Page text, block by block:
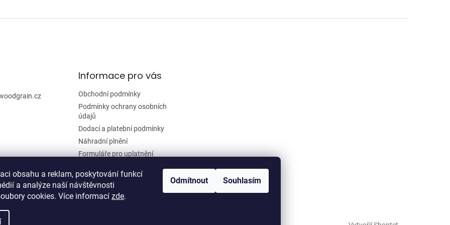
obsahu a reklam, poskytování funkcí
a analýze naší návštěvnosti
cookies. Více informací zde.
Odmítnout Souhlasím
k
Informace pro vás
Obchodní podmínky
Podmínky ochrany osobních
údajů
Dodací a platební podmínky
Náhradní plnění
Formuláře pro uplatnění
smlouvy
Moje objednávka